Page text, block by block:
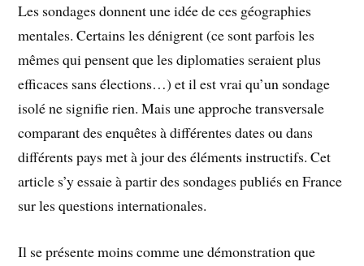
Les sondages donnent une idée de ces géographies
mentales. Certains les dénigrent (ce sont parfois les
mêmes qui pensent que les diplomaties seraient plus
efficaces sans élections…) et il est vrai qu’un sondage
isolé ne signifie rien. Mais une approche transversale
comparant des enquêtes à différentes dates ou dans
différents pays met à jour des éléments instructifs. Cet
article s’y essaie à partir des sondages publiés en France
sur les questions internationales.
Il se présente moins comme une démonstration que